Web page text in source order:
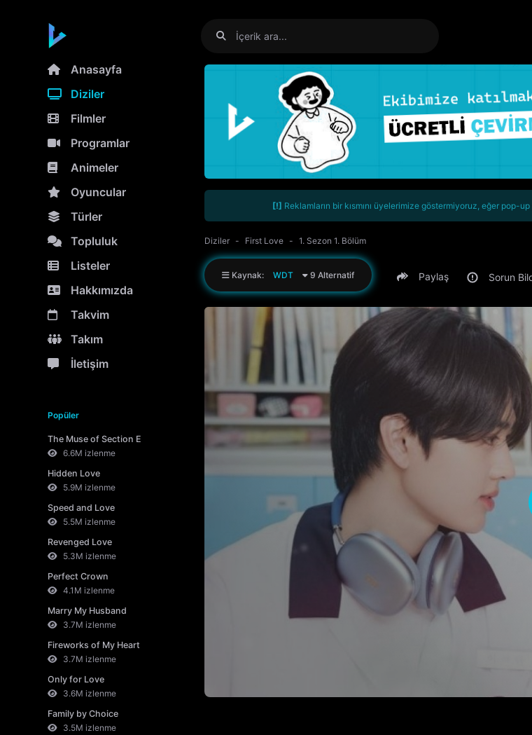
Anasayfa
Diziler
Filmler
Programlar
Animeler
Oyuncular
Türler
Topluluk
Listeler
Hakkımızda
Takvim
Takım
İletişim
Popüler
The Muse of Section E
6.6M izlenme
Hidden Love
5.9M izlenme
Speed and Love
5.5M izlenme
Revenged Love
5.3M izlenme
Perfect Crown
4.1M izlenme
Marry My Husband
3.7M izlenme
Fireworks of My Heart
3.7M izlenme
Only for Love
3.6M izlenme
Family by Choice
3.5M izlenme
[!] Reklamların bir kısmını üyelerimize göstermiyoruz, eğer pop-
Diziler First Love 1. Sezon 1. Bölüm
Kaynak: WDT 9 Alternatif Paylaş Sorun